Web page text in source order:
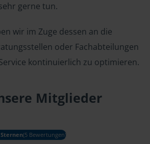
gerne tun.
wir im Zuge dessen an die
oder Fachabteilungen
kontinuierlich zu optimieren.
Mitglieder
Sternen(5 Bewertungen)